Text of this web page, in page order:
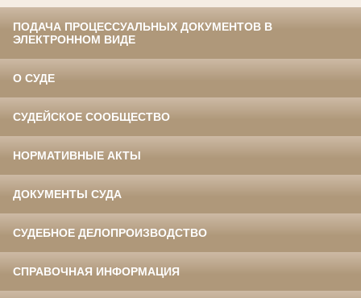
ПОДАЧА ПРОЦЕССУАЛЬНЫХ ДОКУМЕНТОВ В
ЭЛЕКТРОННОМ ВИДЕ
О СУДЕ
СУДЕЙСКОЕ СООБЩЕСТВО
НОРМАТИВНЫЕ АКТЫ
ДОКУМЕНТЫ СУДА
СУДЕБНОЕ ДЕЛОПРОИЗВОДСТВО
СПРАВОЧНАЯ ИНФОРМАЦИЯ